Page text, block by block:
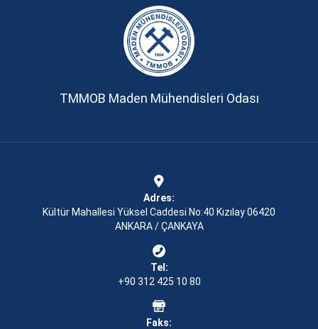
TMMOB Maden Mühendisleri Odası
Adres:
Kültür Mahallesi Yüksel Caddesi No:40 Kızılay 06420
ANKARA / ÇANKAYA
Tel:
+90 312 425 10 80
Faks: